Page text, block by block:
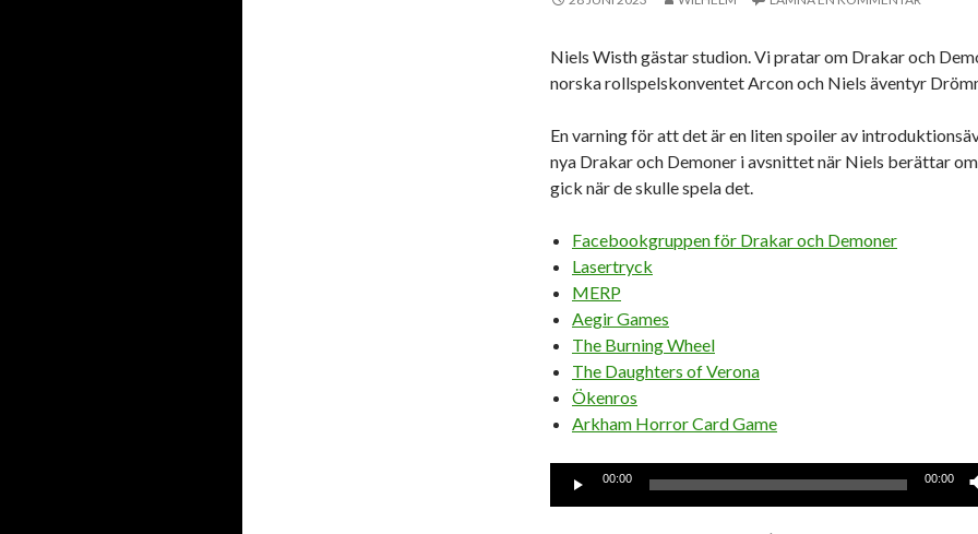
Niels Wisth gästar studion. Vi pratar om Drakar och
norska rollspelskonventet Arcon och Niels äventyr
En varning för att det är en liten spoiler av
nya Drakar och Demoner i avsnittet när Niels berättar
gick när de skulle spela det.
Facebookgruppen för Drakar och Demoner
Lasertryck
MERP
Aegir Games
The Burning Wheel
The Daughters of Verona
Ökenros
Arkham Horror Card Game
Ljudspelare
00:00 00:00